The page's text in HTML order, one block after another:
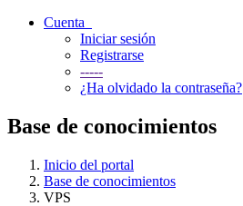
Cuenta
Iniciar sesión
Registrarse
-----
¿Ha olvidado la contraseña?
Base de conocimientos
Inicio del portal
Base de conocimientos
VPS